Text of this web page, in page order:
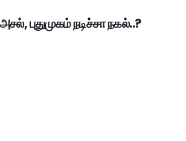
புதுமுகம் நடிச்சா நகல்..?